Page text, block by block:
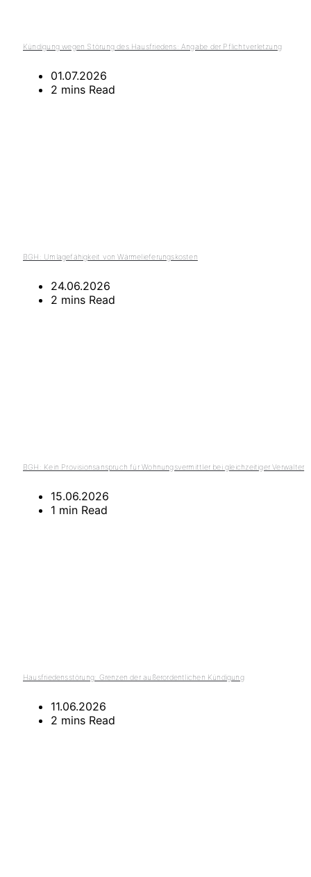
Kündigung wegen Störung des Hausfriedens: Angabe der Pflichtverletzung
01.07.2026
2 mins Read
BGH: Umlagefähigkeit von Wärmelieferungskosten
24.06.2026
2 mins Read
BGH: Kein Provisionsanspruch für Wohnungsvermittler bei gleichzeitiger Verwalter
15.06.2026
1 min Read
Hausfriedensstörung: Grenzen der außerordentlichen Kündigung
11.06.2026
2 mins Read